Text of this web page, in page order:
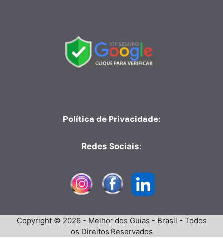
Política de Privacidade:
Redes Sociais:
Copyright © 2026 - Melhor dos Guias - Brasil - Todos
os Direitos Reservados